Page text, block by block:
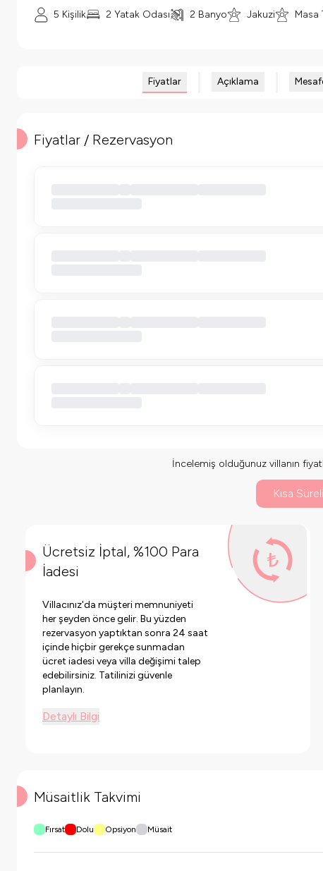
5 Kişilik 2 Yatak Odası 2 Banyo Jakuzi Masa
Fiyatlar Açıklama
Fiyatlar / Rezervasyon
İncelemiş olduğunuz villanın
Kısa
Ücretsiz İptal, %100 Para
İadesi
Villacınız'da müşteri memnuniyeti
her şeyden önce gelir. Bu yüzden
rezervasyon yaptıktan sonra 24 saat
içinde hiçbir gerekçe sunmadan
ücret iadesi veya villa değişimi talep
edebilirsiniz. Tatilinizi güvenle
planlayın.
Detaylı Bilgi
Müsaitlik Takvimi
Fırsat Dolu Opsiyon Müsait